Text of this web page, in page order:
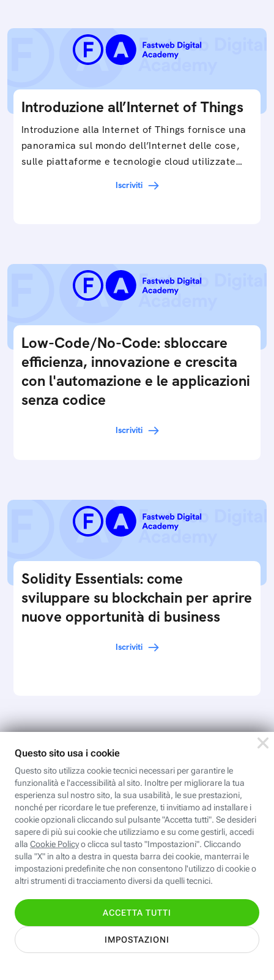
Introduzione all’Internet of Things
Introduzione alla Internet of Things fornisce una
panoramica sul mondo dell’Internet delle cose,
sulle piattaforme e tecnologie cloud utilizzate
Iscriviti
Low-Code/No-Code: sbloccare
efficienza, innovazione e crescita
con l'automazione e le applicazioni
senza codice
Iscriviti
Solidity Essentials: come
sviluppare su blockchain per aprire
nuove opportunità di business
Iscriviti
Iscriviti
all'area
personale
Per ricevere Newsletter, scaricare eBook,
creare playlist vocali e accedere ai corsi
della Fastweb Digital Academy a te
dedicati.